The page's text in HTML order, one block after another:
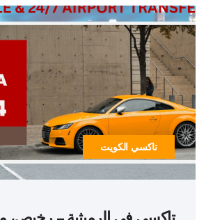
تاكسي الكويت